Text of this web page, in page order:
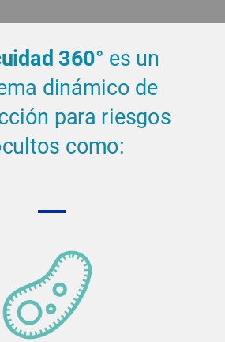
360° es un
dinámico de
para riesgos
como: